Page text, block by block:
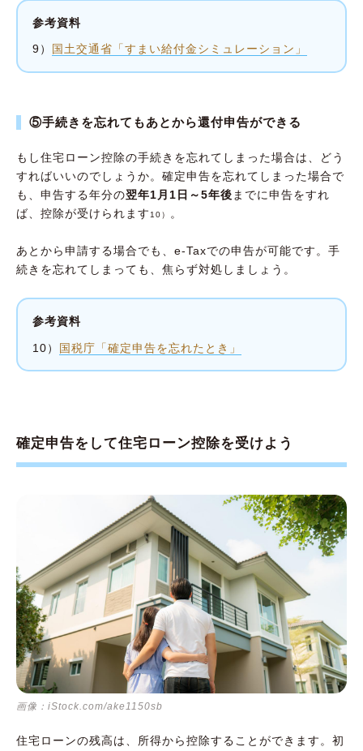
参考資料
9） 国土交通省「すまい給付金シミュレーション」
⑤手続きを忘れてもあとから還付申告ができる
もし住宅ローン控除の手続きを忘れてしまった場合は、どう
すればいいのでしょうか。確定申告を忘れてしまった場合で
も、申告する年分の翌年1月1日～5年後までに申告をすれ
ば、控除が受けられます10） 。
あとから申請する場合でも、e-Taxでの申告が可能です。手
続きを忘れてしまっても、焦らず対処しましょう。
参考資料
10） 国税庁「確定申告を忘れたとき」
確定申告をして住宅ローン控除を受けよう
画像：iStock.com/ake1150sb
住宅ローンの残高は、所得から控除することができます。初